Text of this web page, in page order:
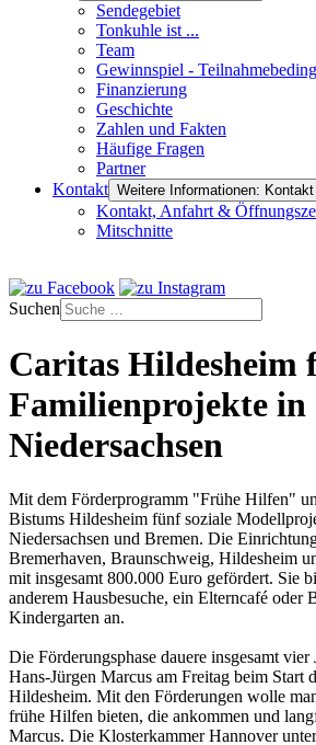
Sendegebiet
Tonkuhle ist ...
Team
Gewinnspiel -
Finanzierung
Geschichte
Zahlen und Fakten
Häufige Fragen
Partner
Kontakt Weitere Informationen: Kontakt
Kontakt, Anfahrt &
Mitschnitte
Suchen
Caritas Hildesheim
Familienprojekte in
Niedersachsen
Mit dem Förderprogramm "Frühe Hilfen"
Bistums Hildesheim fünf soziale
Niedersachsen und Bremen. Die
Bremerhaven, Braunschweig, Hildesheim
mit insgesamt 800.000 Euro gefördert. Sie
anderem Hausbesuche, ein Elterncafé oder
Kindergarten an.
Die Förderungsphase dauere insgesamt
Hans-Jürgen Marcus am Freitag beim Start
Hildesheim. Mit den Förderungen wolle
frühe Hilfen bieten, die ankommen und
Marcus. Die Klosterkammer Hannover